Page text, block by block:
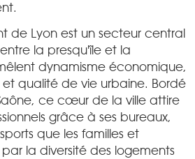
de Lyon est un secteur central
la presqu'île et la
dynamisme économique,
qualité de vie urbaine. Bordé
ce cœur de la ville attire
grâce à ses bureaux,
que les familles et
par la diversité des logements